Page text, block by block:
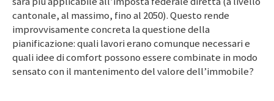
cantonale, al massimo, fino al 2050). Questo rende
improvvisamente concreta la questione della
pianificazione: quali lavori erano comunque necessari e
quali idee di comfort possono essere combinate in modo
sensato con il mantenimento del valore dell’immobile?